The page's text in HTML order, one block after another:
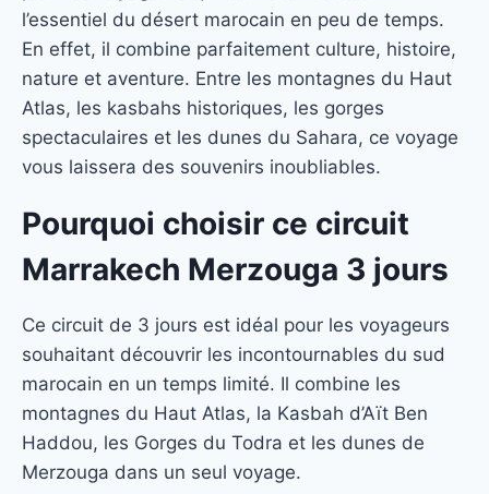
l’essentiel du désert marocain en peu de temps.
En effet, il combine parfaitement culture, histoire,
nature et aventure. Entre les montagnes du Haut
Atlas, les kasbahs historiques, les gorges
spectaculaires et les dunes du Sahara, ce voyage
vous laissera des souvenirs inoubliables.
Pourquoi choisir ce circuit
Marrakech Merzouga 3 jours
Ce circuit de 3 jours est idéal pour les voyageurs
souhaitant découvrir les incontournables du sud
marocain en un temps limité. Il combine les
montagnes du Haut Atlas, la Kasbah d’Aït Ben
Haddou, les Gorges du Todra et les dunes de
Merzouga dans un seul voyage.